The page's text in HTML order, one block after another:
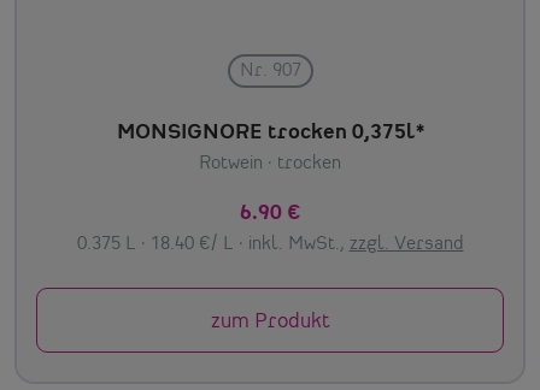
Nr. 907
MONSIGNORE trocken 0,375l*
Rotwein · trocken
6.90 €
0.375 L · 18.40 €/ L · inkl. MwSt., zzgl. Versand
zum Produkt